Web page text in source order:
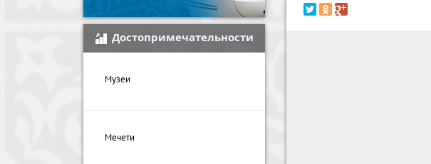
Достопримечательности
Музеи
Мечети